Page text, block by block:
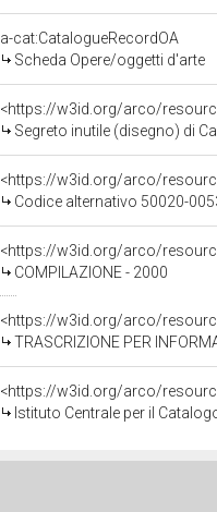
a-cat:CatalogueRecordOA
Scheda Opere/oggetti d'arte
<https://w3id.org/arco/
Segreto inutile (disegno) di
<https://w3id.org/arco/
Codice alternativo 50020-
<https://w3id.org/arco/
COMPILAZIONE - 2000
<https://w3id.org/arco/
TRASCRIZIONE PER
<https://w3id.org/arco/
Istituto Centrale per il